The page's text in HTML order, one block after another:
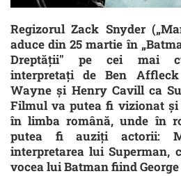
Regizorul Zack Snyder
aduce din 25 martie în
Dreptăţii" pe cei mai
interpretaţi de Ben
Wayne şi Henry Cavill ca
Filmul va putea fi vizionat
în limba română, unde în
putea fi auziţi actorii:
interpretarea lui Superman,
vocea lui Batman fiind